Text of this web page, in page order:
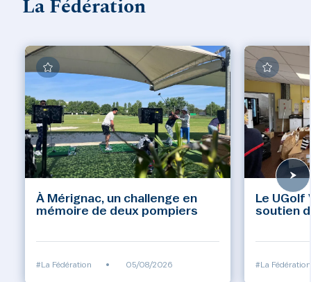
La Fédération
À Mérignac, un challenge en
mémoire de deux pompiers
#La Fédération • 05/08/2026
Le UGolf
soutien
#La Fédération